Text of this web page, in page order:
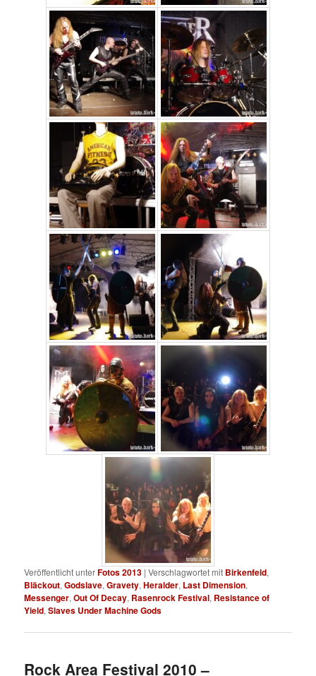
Veröffentlicht unterFotos 2013 |Verschlagwortet mit Birkenfeld,
Bläckout,Godslave,Gravety,Heralder, Last Dimension,
Messenger,Out Of Decay, Rasenrock Festival, Resistance of
Yield,Slaves Under Machine Gods
Rock Area Festival 2010 –